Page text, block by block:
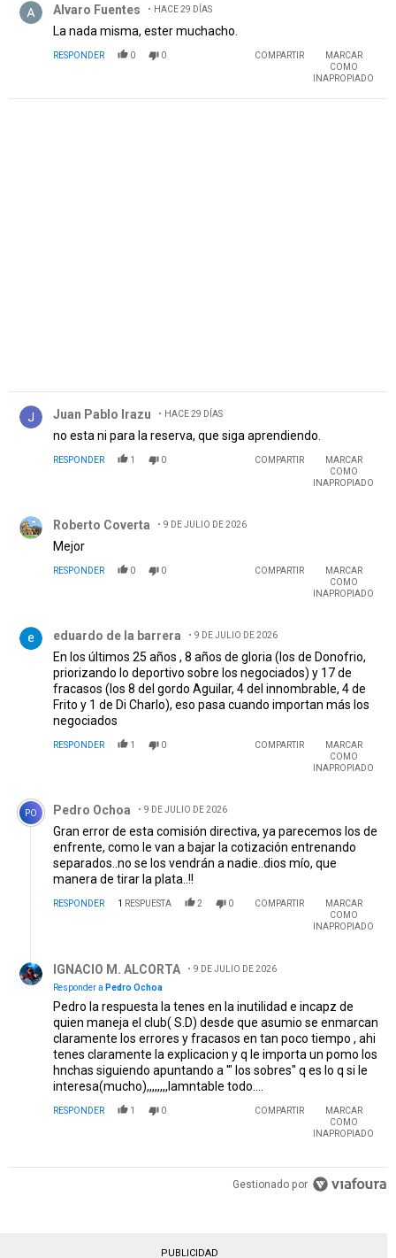
Alvaro Fuentes HACE 29 DÍAS
La nada misma, ester muchacho.
RESPONDER 0 0 COMPARTIR
MARCAR
COMO
INAPROPIADO
Juan Pablo Irazu HACE 29 DÍAS
no esta ni para la reserva, que siga aprendiendo.
RESPONDER 1 0 COMPARTIR
MARCAR
COMO
INAPROPIADO
Roberto Coverta 9 DE JULIO DE 2026
Mejor
RESPONDER 0 0 COMPARTIR
MARCAR
COMO
INAPROPIADO
eduardo de la barrera 9 DE JULIO DE 2026
En los últimos 25 años , 8 años de gloria (los de Donofrio,
priorizando lo deportivo sobre los negociados) y 17 de
fracasos (los 8 del gordo Aguilar, 4 del innombrable, 4 de
Frito y 1 de Di Charlo), eso pasa cuando importan más los
negociados
RESPONDER 1 0 COMPARTIR
MARCAR
COMO
INAPROPIADO
Comentario de Pedro Ochoa.
PO Pedro Ochoa 9 DE JULIO DE 2026
Gran error de esta comisión directiva, ya parecemos los de
enfrente, como le van a bajar la cotización entrenando
separados..no se los vendrán a nadie..dios mío, que
manera de tirar la plata..!!
RESPONDER 1 RESPUESTA 2 0 COMPARTIR
MARCAR
COMO
INAPROPIADO
IGNACIO M. ALCORTA
9 DE JULIO DE 2026
Responder a Pedro Ochoa
Pedro la respuesta la tenes en la inutilidad e incapz de
quien maneja el club( S.D) desde que asumio se enmarcan
claramente los errores y fracasos en tan poco tiempo , ahi
tenes claramente la explicacion y q le importa un pomo los
hnchas siguiendo apuntando a '" los sobres" q es lo q si le
interesa(mucho),,,,,,,,lamntable todo....
RESPONDER 1 0 COMPARTIR
MARCAR
COMO
INAPROPIADO
Gestionado por
PUBLICIDAD